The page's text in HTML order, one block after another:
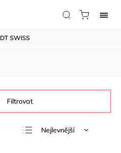
DT SWISS
Nejlevnější